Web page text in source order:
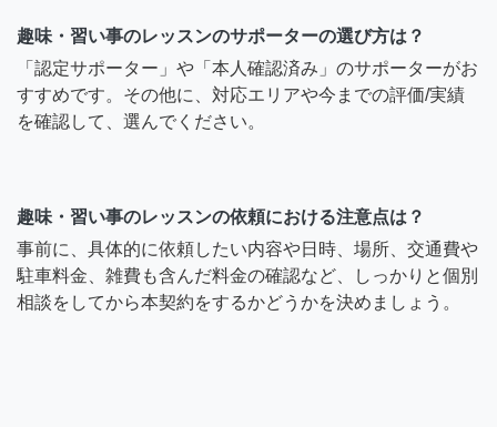
趣味・習い事のレッスンのサポーターの選び方は？
「認定サポーター」や「本人確認済み」のサポーターがお
すすめです。その他に、対応エリアや今までの評価/実績
を確認して、選んでください。
趣味・習い事のレッスンの依頼における注意点は？
事前に、具体的に依頼したい内容や日時、場所、交通費や
駐車料金、雑費も含んだ料金の確認など、しっかりと個別
相談をしてから本契約をするかどうかを決めましょう。